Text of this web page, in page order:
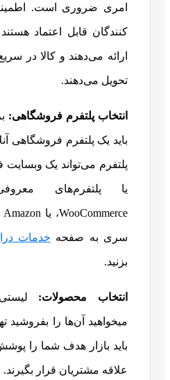
امری ضروری است.
کنندگان قابل اعتماد
ارائه می‌دهند و کالا در
تحویل می‌دهند.
انتخاب پلتفرم فروشگاهی:
باید یک پلتفرم فروشگاهی
پلتفرم می‌تواند یک وبسایت
سری به صفحه خدمات
بزنید.
انتخاب محصولات:
میخواهید آن‌ها را بفروشید
باید بازار هدف شما را
علاقه مشتریان قرار بگیرند.